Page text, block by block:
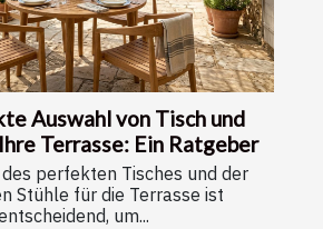
Auswahl von Tisch und
Terrasse: Ein Ratgeber
perfekten Tisches und der
Stühle für die Terrasse ist
um...